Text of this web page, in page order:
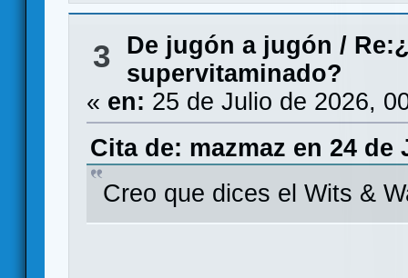
3 De jugón a jugón /
supervitaminado?
« en: 25 de Julio de 2026,
Cita de: mazmaz en 24 de
Creo que dices el Wits &